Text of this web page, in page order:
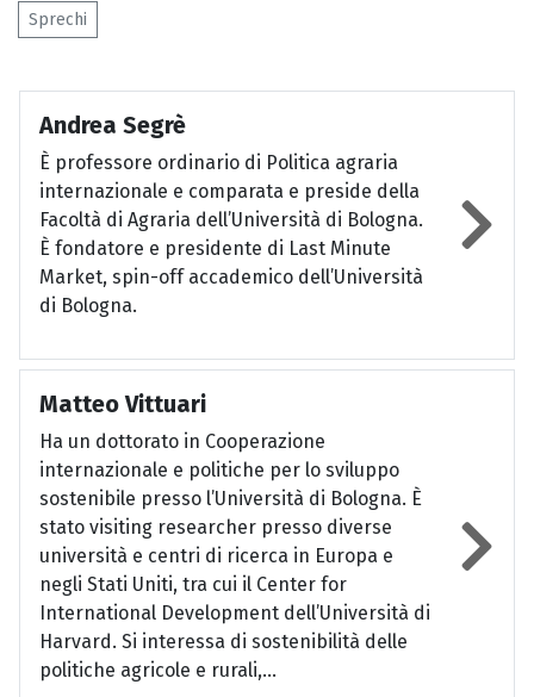
Sprechi
Andrea Segrè
È professore ordinario di Politica agraria
internazionale e comparata e preside della
Facoltà di Agraria dell’Università di Bologna.
È fondatore e presidente di Last Minute
Market, spin-off accademico dell’Università
di Bologna.
Matteo Vittuari
Ha un dottorato in Cooperazione
internazionale e politiche per lo sviluppo
sostenibile presso l’Università di Bologna. È
stato visiting researcher presso diverse
università e centri di ricerca in Europa e
negli Stati Uniti, tra cui il Center for
International Development dell’Università di
Harvard. Si interessa di sostenibilità delle
politiche agricole e rurali,...